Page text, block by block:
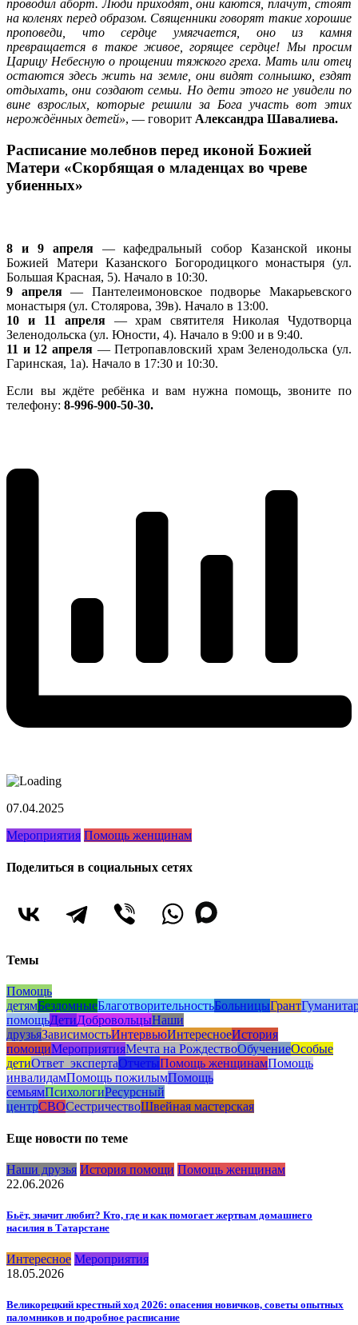
проводил аборт. Люди приходят, они каются, плачут, стоят
на коленях перед образом. Священники говорят такие хорошие
проповеди, что сердце умягчается, оно из камня
превращается в такое живое, горящее сердце! Мы просим
Царицу Небесную о прощении тяжкого греха. Мать или отец
остаются здесь жить на земле, они видят солнышко, ездят
отдыхать, они создают семьи. Но дети этого не увидели по
вине взрослых, которые решили за Бога участь вот этих
нерождённых детей», — говорит Александра Шавалиева.
Расписание молебнов перед иконой Божией
Матери «Скорбящая о младенцах во чреве
убиенных»
8 и 9 апреля — кафедральный собор Казанской иконы
Божией Матери Казанского Богородицкого монастыря (ул.
Большая Красная, 5). Начало в 10:30.
9 апреля— Пантелеимоновское подворье Макарьевского
монастыря (ул. Столярова, 39в). Начало в 13:00.
10 и 11 апреля— храм святителя Николая Чудотворца
Зеленодольска (ул. Юности, 4). Начало в 9:00 и в 9:40.
11 и 12 апреля — Петропавловский храм Зеленодольска (ул.
Гаринская, 1а). Начало в 17:30 и 10:30.
Если вы ждёте ребёнка и вам нужна помощь, звоните по
телефону: 8-996-900-50-30.
07.04.2025
Мероприятия Помощь женщинам
Поделиться в социальных сетях
Темы
Помощь
детямБездомныеБлаготворительностьБольницыГрант
помощьДетиДобровольцыНаши
друзьяЗависимостьИнтервьюИнтересноеИстория
помощиМероприятияМечта на РождествоОбучениеОсобые
детиОтвет_экспертаОтчетыПомощь женщинамПомощь
инвалидамПомощь пожилымПомощь
семьямПсихологиРесурсный
центрСВОСестричествоШвейная мастерская
Еще новости по теме
Наши друзья История помощи Помощь женщинам
22.06.2026
Бьёт, значит любит? Кто, где и как помогает жертвам домашнего
насилия в Татарстане
Интересное Мероприятия
18.05.2026
Великорецкий крестный ход 2026: опасения новичков, советы опытных
паломников и подробное расписание